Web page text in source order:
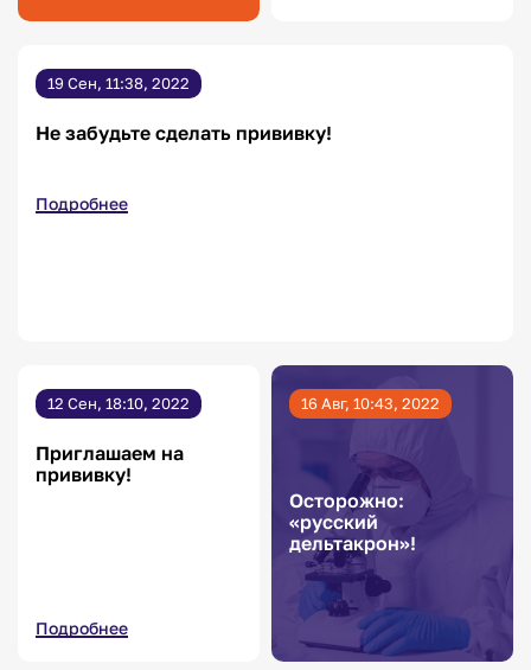
19 Сен, 11:38, 2022
Не забудьте сделать прививку!
Подробнее
12 Сен, 18:10, 2022
Приглашаем на
прививку!
Подробнее
16 Авг, 10:43, 2022
Осторожно:
«русский
дельтакрон»!